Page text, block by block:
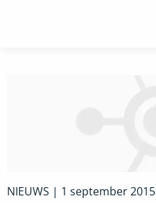
NIEUWS | 1 september 2015